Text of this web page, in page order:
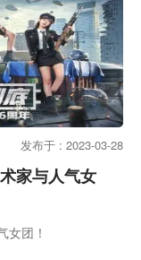
发布于 : 2023-03-28
家与人气女
女团！